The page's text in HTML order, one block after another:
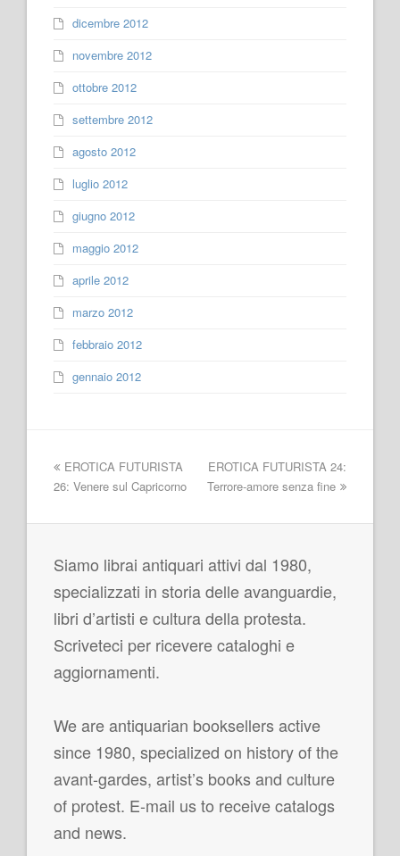
dicembre 2012
novembre 2012
ottobre 2012
settembre 2012
agosto 2012
luglio 2012
giugno 2012
maggio 2012
aprile 2012
marzo 2012
febbraio 2012
gennaio 2012
EROTICA FUTURISTA 24:
Terrore-amore senza fine
EROTICA FUTURISTA
26: Venere sul Capricorno
Siamo librai antiquari attivi dal 1980,
specializzati in storia delle avanguardie,
libri d’artisti e cultura della protesta.
Scriveteci per ricevere cataloghi e
aggiornamenti.
We are antiquarian booksellers active
since 1980, specialized on history of the
avant-gardes, artist’s books and culture
of protest. E-mail us to receive catalogs
and news.